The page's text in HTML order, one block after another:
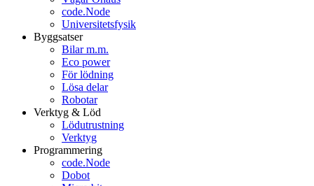
code.Node
Universitetsfysik
Byggsatser
Bilar m.m.
Eco power
För lödning
Lösa delar
Robotar
Verktyg & Löd
Lödutrustning
Verktyg
Programmering
code.Node
Dobot